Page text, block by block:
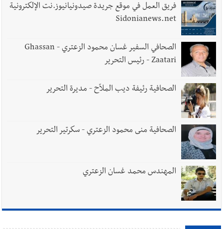
فريق العمل في موقع جريدة صيدونيانيوز.نت الإلكترونية
Sidonianews.net
الصحافي السفير غسان محمود الزعتري - Ghassan
Zaatari - رئيس التحرير
الصحافية رئيفة ديب الملاّح - مديرة التحرير
الصحافية منى محمود الزعتري - سكرتير التحرير
المهندس محمد غسان الزعتري